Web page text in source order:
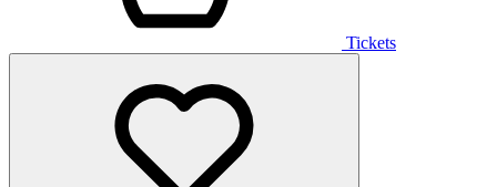
Tickets